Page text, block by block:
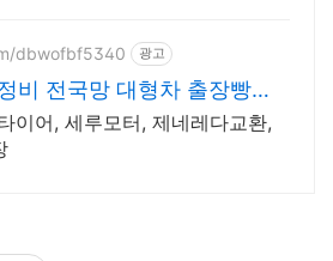
dbwofbf5340 광고
비 전국망 대형차 출장빵구
이어, 세루모터, 제네레다교환,